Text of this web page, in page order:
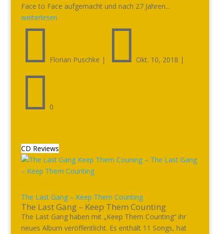
Face to Face aufgemacht und nach 27 Jahren...
weiterlesen
 Florian Puschke |  Okt. 10, 2018 |
 0
CD Reviews
The Last Gang – Keep Them Counting
The Last Gang – Keep Them Counting
The Last Gang haben mit „Keep Them Counting“ ihr
neues Album veröffentlicht. Es enthält 11 Songs, hat